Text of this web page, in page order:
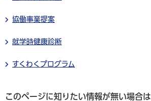
協働事業提案
就学時健康診断
すくわくプログラム
このページに知りたい情報が無い場合は